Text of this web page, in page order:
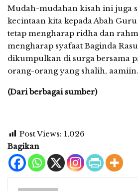
Mudah-mudahan kisah ini juga
kecintaan kita kepada Abah
tetap mengharap ridha dan
mengharap syafaat Baginda
dikumpulkan di surga bersama
orang-orang yang shalih, aamiin.
(Dari berbagai sumber)
Post Views: 1,026
Bagikan